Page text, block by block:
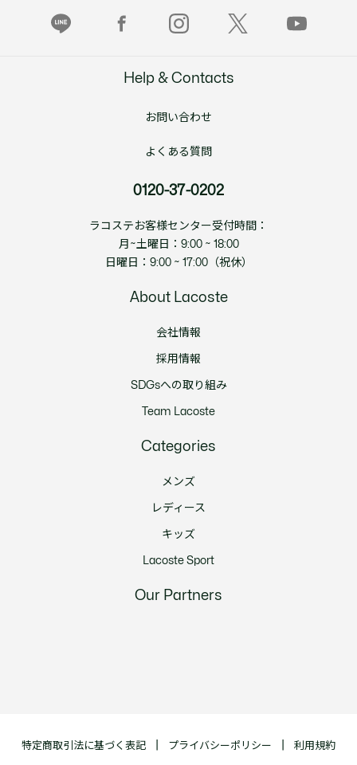
Help & Contacts
お問い合わせ
よくある質問
0120-37-0202
ラコステお客様センター受付時間：
月~土曜日：9:00 ~ 18:00
日曜日：9:00 ~ 17:00（祝休）
About Lacoste
会社情報
採用情報
SDGsへの取り組み
Team Lacoste
Categories
メンズ
レディース
キッズ
Lacoste Sport
Our Partners
特定商取引法に基づく表記 プライバシーポリシー 利用規約